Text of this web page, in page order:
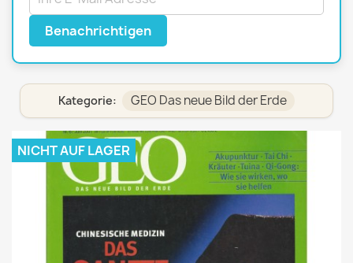
Benachrichtigen
Kategorie: GEO Das neue Bild der Erde
NICHT AUF LAGER